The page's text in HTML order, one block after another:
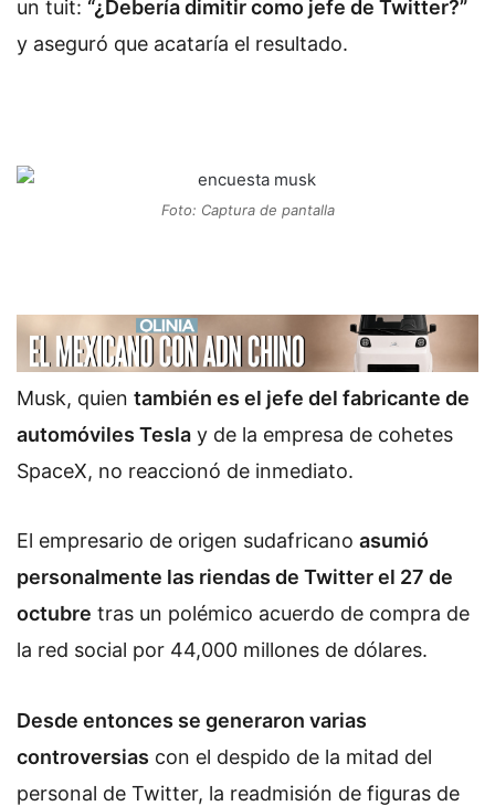
un tuit: “¿Debería dimitir como jefe de Twitter?”
y aseguró que acataría el resultado.
Foto: Captura de pantalla
Musk, quien también es el jefe del fabricante de
automóviles Tesla y de la empresa de cohetes
SpaceX, no reaccionó de inmediato.
El empresario de origen sudafricano asumió
personalmente las riendas de Twitter el 27 de
octubre tras un polémico acuerdo de compra de
la red social por 44,000 millones de dólares.
Desde entonces se generaron varias
controversias con el despido de la mitad del
personal de Twitter, la readmisión de figuras de